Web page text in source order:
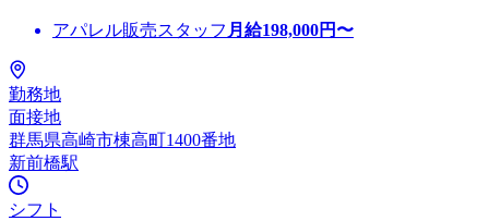
アパレル販売スタッフ 月給198,000円〜
勤務地
面接地
群馬県高崎市棟高町1400番地
新前橋駅
シフト